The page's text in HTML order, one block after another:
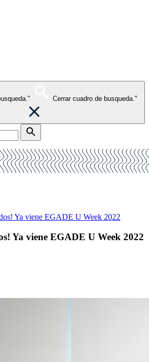
Cerrar cuadro de busqueda."
Ya viene EGADE U Week 2022
Ya viene EGADE U Week 2022